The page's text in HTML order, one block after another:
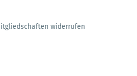
widerrufen